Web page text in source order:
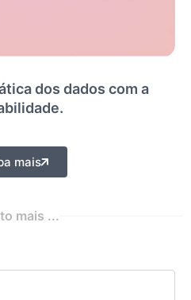
dos dados com a
mais
mais ...